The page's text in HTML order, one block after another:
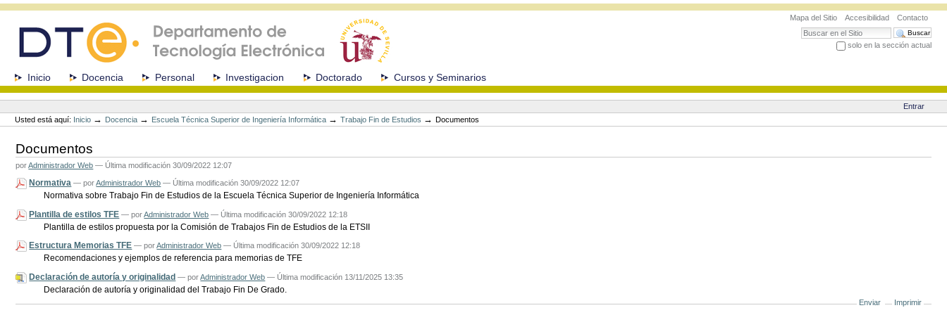
navegación
Mapa del Sitio Accesibilidad
Contacto
Buscar
solo en la sección actual
SeccionesInicio Docencia Personal Investigacion Doctorado Cursos y Seminarios
Herramientas
Personales
Entrar
Usted está aquí: Inicio → Docencia → Escuela Técnica Superior de Ingeniería Informática →Trabajo Fin de Estudios →Documentos
Documentos
porAdministrador Web — Última modificación 30/09/2022 12:07
Normativa —porAdministrador Web — Última modificación 30/09/2022 12:07
Normativa sobre Trabajo Fin de Estudios de la Escuela Técnica Superior de Ingeniería Informática
Plantilla de estilos TFE —porAdministrador Web — Última modificación 30/09/2022 12:18
Plantilla de estilos propuesta por la Comisión de Trabajos Fin de Estudios de la ETSII
Estructura Memorias TFE —porAdministrador Web — Última modificación 30/09/2022 12:18
Recomendaciones y ejemplos de referencia para memorias de TFE
Declaración de autoría y originalidad —porAdministrador Web — Última modificación 13/11/2025 13:35
Declaración de autoría y originalidad del Trabajo Fin De Grado.
Enviar Imprimir